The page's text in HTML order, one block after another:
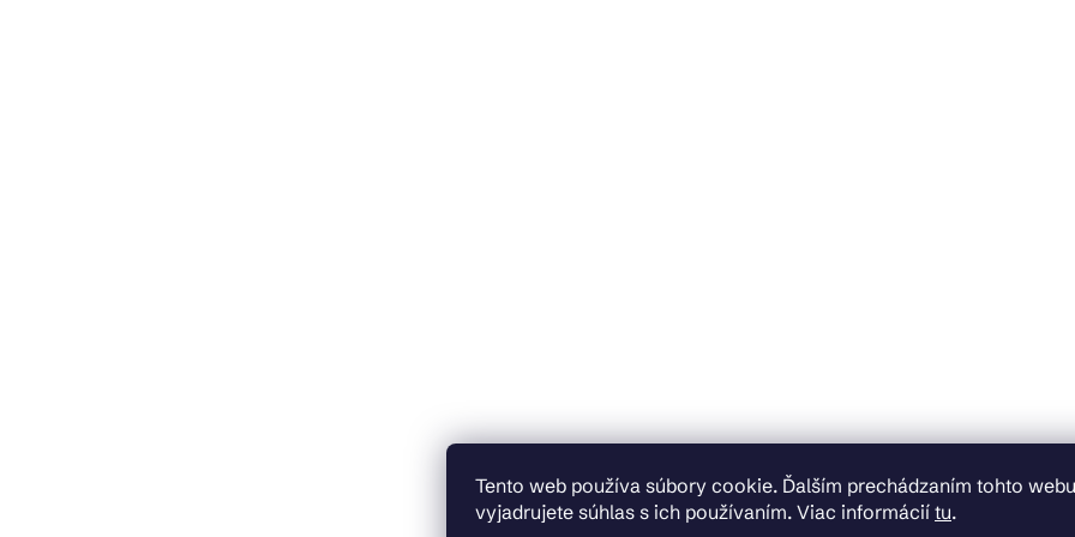
Tento web používa súbory cookie. Ďalším prechádzaním tohto webu
vyjadrujete súhlas s ich používaním. Viac informácií tu.